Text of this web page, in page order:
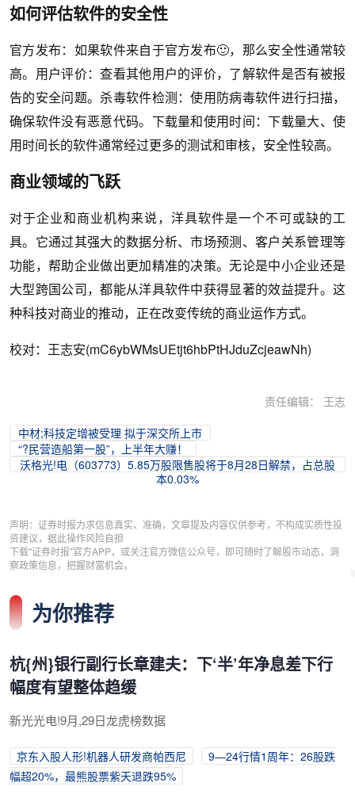
如何评估软件的安全性
官方发布：如果软件来自于官方发布🙂，那么安全性通常较
高。用户评价：查看其他用户的评价，了解软件是否有被报
告的安全问题。杀毒软件检测：使用防病毒软件进行扫描，
确保软件没有恶意代码。下载量和使用时间：下载量大、使
用时间长的软件通常经过更多的测试和审核，安全性较高。
商业领域的飞跃
对于企业和商业机构来说，洋具软件是一个不可或缺的工
具。它通过其强大的数据分析、市场预测、客户关系管理等
功能，帮助企业做出更加精准的决策。无论是中小企业还是
大型跨国公司，都能从洋具软件中获得显著的效益提升。这
种科技对商业的推动，正在改变传统的商业运作方式。
校对：王志安(mC6ybWMsUEtjt6hbPtHJduZcjeawNh)
责任编辑： 王志
中材;科技定增被受理 拟于深交所上市
“?民营造船第一股”，上半年大赚！
沃格光!电（603773）5.85万股限售股将于8月28日解禁，占总股
本0.03%
声明：证券时报力求信息真实、准确，文章提及内容仅供参考，不构成实质性投
资建议，据此操作风险自担
下载"证券时报"官方APP，或关注官方微信公众号，即可随时了解股市动态，洞
察政策信息，把握财富机会。
为你推荐
杭{州}银行副行长章建夫：下‘半’年净息差下行
幅度有望整体趋缓
新光光电!9月,29日龙虎榜数据
京东入股人形!机器人研发商帕西尼
9—24行情1周年：26股跌
幅超20%，最熊股票紫天退跌95%